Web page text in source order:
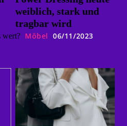
weiblich, stark und
tragbar wird
wert? Möbel 06/11/2023